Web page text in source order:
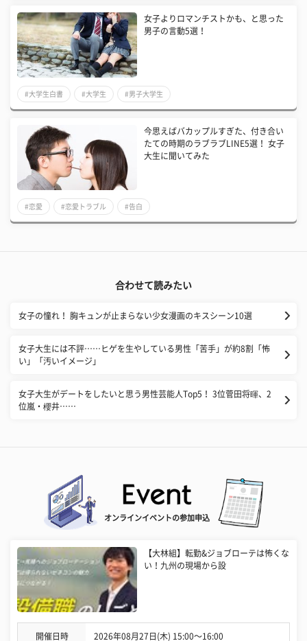
女子よりロマンチストかも、と思った
男子の言動5選！
#大学生白書 #大学生 #男子大学生
今思えばバカップルすぎた、付き合い
たての時期のラブラブLINE5選！ 女子
大生に聞いてみた
#恋愛 #恋愛トラブル #告白
合わせて読みたい
女子の憧れ！ 胸キュンが止まらない少女漫画のキスシーン10選
女子大生には不評……ヒゲを生やしている男性「苦手」が約8割「怖
い」「汚いイメージ」
女子大生がデートをしたいと思う男性芸能人Top5！ 3位菅田将暉、2
位嵐・櫻井……
オンラインイベントの参加申込
【大林組】転勤&ジョブローテは怖くな
い！九州の現場から設
開催日時 2026年08月27日(木) 15:00〜16:00